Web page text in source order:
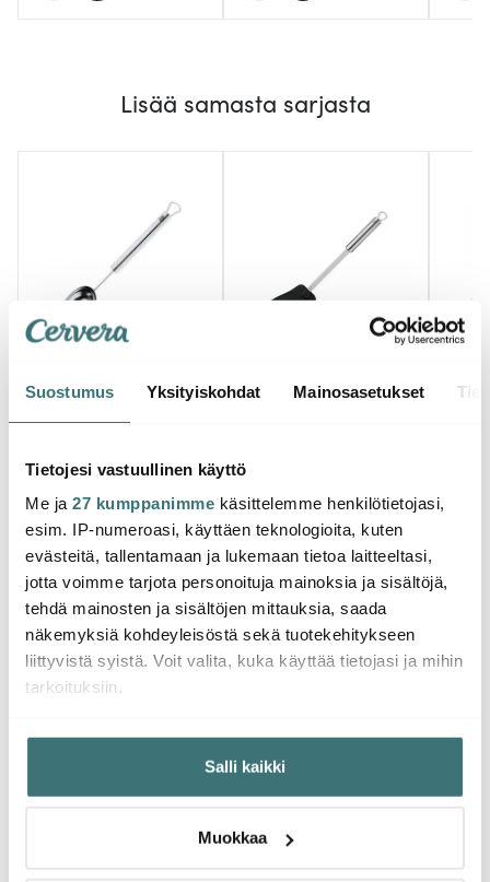
Suostumus Yksityiskohdat Mainosasetukset
Tietojesi vastuullinen käyttö
Me ja 27 kumppanimme käsittelemme henkilötietojasi,
esim. IP-numeroasi, käyttäen teknologioita, kuten
evästeitä, tallentamaan ja lukemaan tietoa laitteeltasi,
jotta voimme tarjota personoituja mainoksia ja sisältöjä,
tehdä mainosten ja sisältöjen mittauksia, saada
näkemyksiä kohdeyleisöstä sekä tuotekehitykseen
liittyvistä syistä. Voit valita, kuka käyttää tietojasi ja mihin
tarkoituksiin.
Jos sallit, haluamme myös tehdä seuraavia:
Kerätä tietoja maantieteellisestä sijainnistasi,
mahdollisesti muutaman metrin tarkkuudella
aktiivisesti (sormenjäljen muodostaminen)
Salli kaikki
Muokkaa
Lisää samasta sarjasta
Profi Plus Jäätelökauha
Saatavilla
Wmf Wmf
Saatat pitää myös näistä